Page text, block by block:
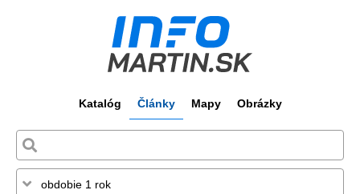
Katalóg Články Mapy Obrázky